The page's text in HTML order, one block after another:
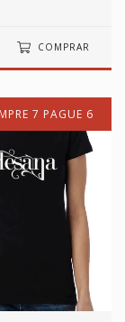
COMPRAR
7 PAGUE 6